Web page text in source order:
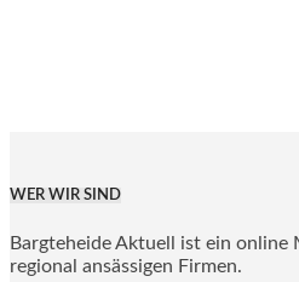
WER WIR SIND
Bargteheide Aktuell ist ein
regional ansässigen Firmen.